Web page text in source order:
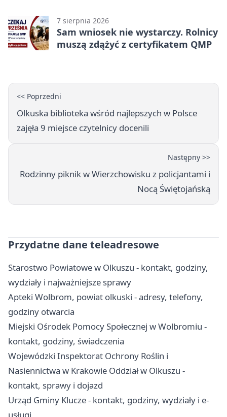
7 sierpnia 2026
Sam wniosek nie wystarczy. Rolnicy
muszą zdążyć z certyfikatem QMP
<< Poprzedni
Olkuska biblioteka wśród najlepszych w Polsce
zajęła 9 miejsce czytelnicy docenili
Następny >>
Rodzinny piknik w Wierzchowisku z policjantami i
Nocą Świętojańską
Przydatne dane teleadresowe
Starostwo Powiatowe w Olkuszu - kontakt, godziny,
wydziały i najważniejsze sprawy
Apteki Wolbrom, powiat olkuski - adresy, telefony,
godziny otwarcia
Miejski Ośrodek Pomocy Społecznej w Wolbromiu -
kontakt, godziny, świadczenia
Wojewódzki Inspektorat Ochrony Roślin i
Nasiennictwa w Krakowie Oddział w Olkuszu -
kontakt, sprawy i dojazd
Urząd Gminy Klucze - kontakt, godziny, wydziały i e-
usługi